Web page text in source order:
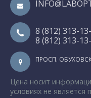
8 (812) 313-
8 (812) 313-
ПРОСП.
Цена носит
условиях не